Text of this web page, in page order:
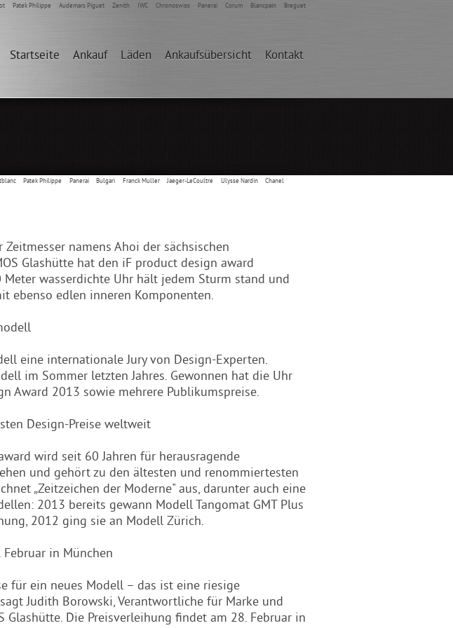
Patek Philippe Audemars Piguet Zenith IWC Chronoswiss Panerai Corum Blancpain Breguet
Startseite Ankauf Läden Ankaufsübersicht Kontakt
Patek Philippe Panerai Bulgari Franck Muller Jaeger-LeCoultre Ulysse Nardin Chanel
namens Ahoi der sächsischen
Glashütte hat den iF product design award
wasserdichte Uhr hält jedem Sturm stand und
ebenso edlen inneren Komponenten.
eine internationale Jury von Design-Experten.
im Sommer letzten Jahres. Gewonnen hat die Uhr
Award 2013 sowie mehrere Publikumspreise.
Design-Preise weltweit
wird seit 60 Jahren für herausragende
und gehört zu den ältesten und renommiertesten
„Zeitzeichen der Moderne" aus, darunter auch eine
2013 bereits gewann Modell Tangomat GMT Plus
2012 ging sie an Modell Zürich.
in München
für ein neues Modell – das ist eine riesige
Judith Borowski, Verantwortliche für Marke und
Glashütte. Die Preisverleihung findet am 28. Februar in